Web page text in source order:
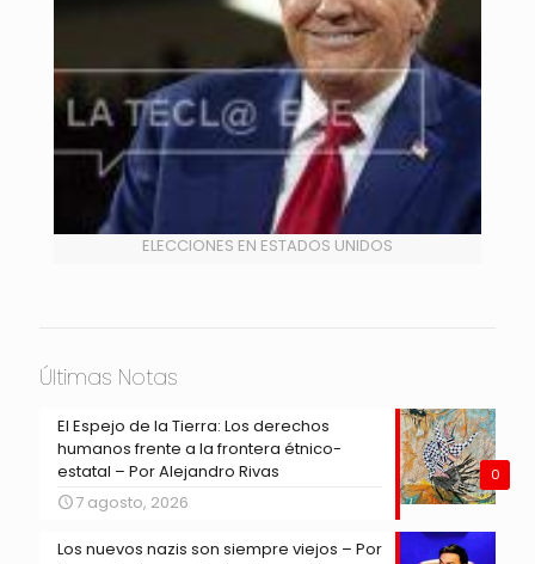
ELECCIONES EN ESTADOS UNIDOS
Últimas Notas
0
El Espejo de la Tierra: Los derechos
humanos frente a la frontera étnico-
estatal – Por Alejandro Rivas
7 agosto, 2026
Los nuevos nazis son siempre viejos – Por